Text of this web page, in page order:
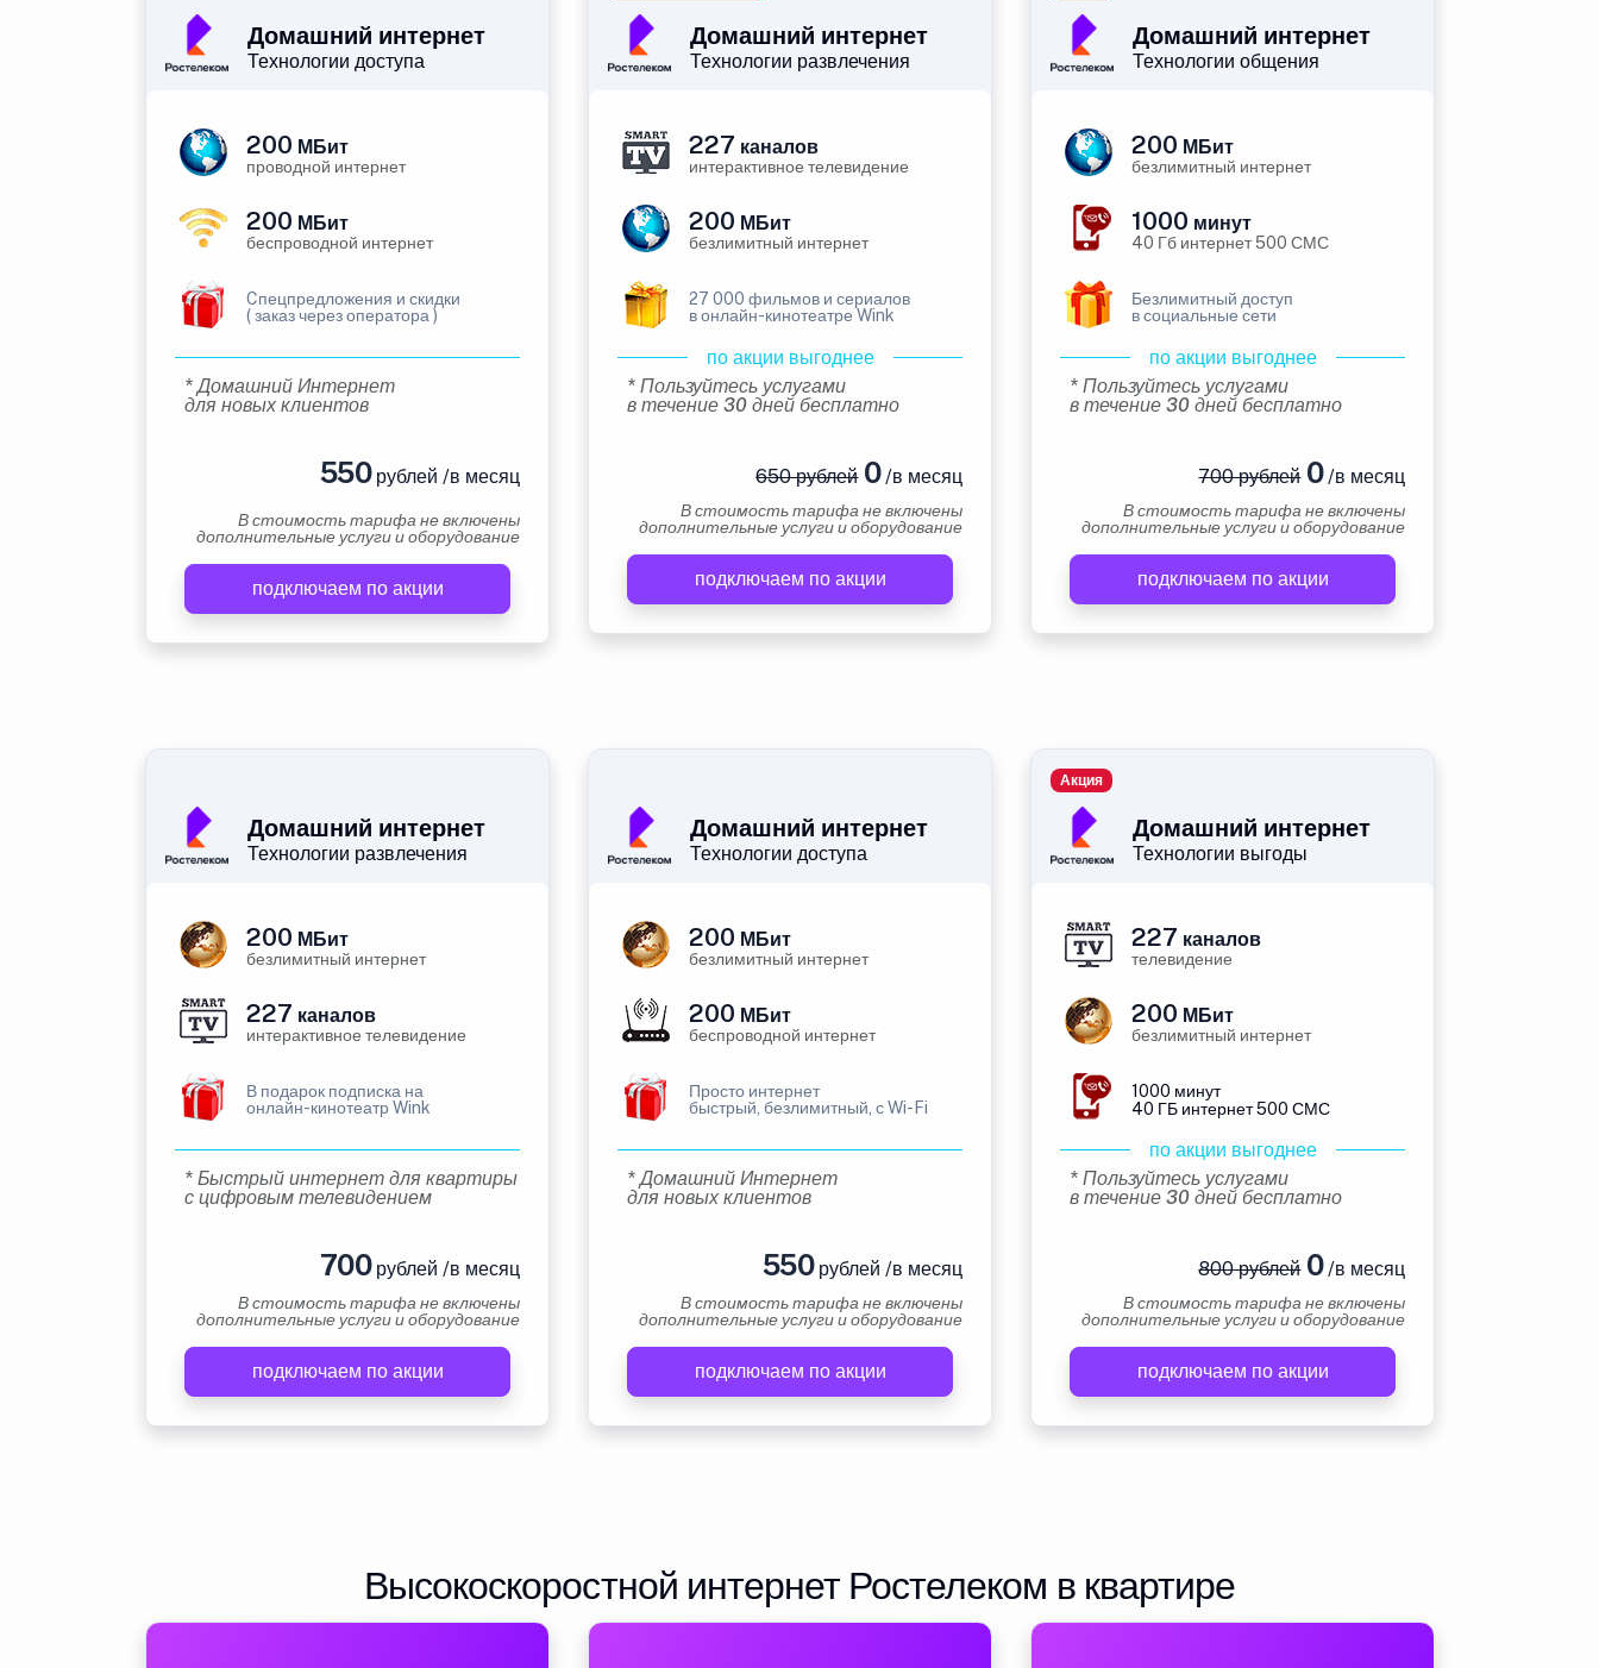
Домашний интернет
Технологии доступа
200 МБит
проводной интернет
200 МБит
беспроводной интернет
Cпецпредложения и скидки
( заказ через оператора )
* Домашний Интернет
для новых клиентов
550рублей /в месяц
В стоимость тарифа не включены
дополнительные услуги и оборудование
подключаем по акции
Домашний интернет
Технологии развлечения
227 каналов
интерактивное телевидение
200 МБит
безлимитный интернет
27 000 фильмов и сериалов
в онлайн-кинотеатре Wink
по акции выгоднее
* Пользуйтесь услугами
в течение 30 дней бесплатно
650 рублей0/в месяц
В стоимость тарифа не включены
дополнительные услуги и оборудование
подключаем по акции
Домашний интернет
Технологии общения
200 МБит
безлимитный интернет
1000 минут
40 Гб интернет 500 СМС
Безлимитный доступ
в социальные сети
по акции выгоднее
* Пользуйтесь услугами
в течение 30 дней бесплатно
700 рублей0/в месяц
В стоимость тарифа не включены
дополнительные услуги и оборудование
подключаем по акции
Домашний интернет
Технологии развлечения
200 МБит
безлимитный интернет
227 каналов
интерактивное телевидение
В подарок подписка на
онлайн-кинотеатр Wink
* Быстрый интернет для квартиры
с цифровым телевидением
700рублей /в месяц
В стоимость тарифа не включены
дополнительные услуги и оборудование
подключаем по акции
Домашний интернет
Технологии доступа
200 МБит
безлимитный интернет
200 МБит
беспроводной интернет
Просто интернет
быстрый, безлимитный, с Wi-Fi
* Домашний Интернет
для новых клиентов
550рублей /в месяц
В стоимость тарифа не включены
дополнительные услуги и оборудование
подключаем по акции
Домашний интернет
Технологии выгоды
Акция
227 каналов
телевидение
200 МБит
безлимитный интернет
1000 минут
40 ГБ интернет 500 СМС
по акции выгоднее
* Пользуйтесь услугами
в течение 30 дней бесплатно
800 рублей0/в месяц
В стоимость тарифа не включены
дополнительные услуги и оборудование
подключаем по акции
Высокоскоростной интернет Ростелеком в квартире